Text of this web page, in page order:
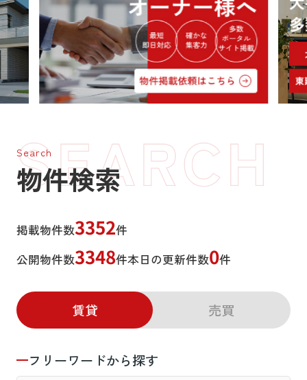
Search
物件検索
掲載物件数3352件
公開物件数3348件本日の更新件数0件
賃貸 売買
フリーワードから探す